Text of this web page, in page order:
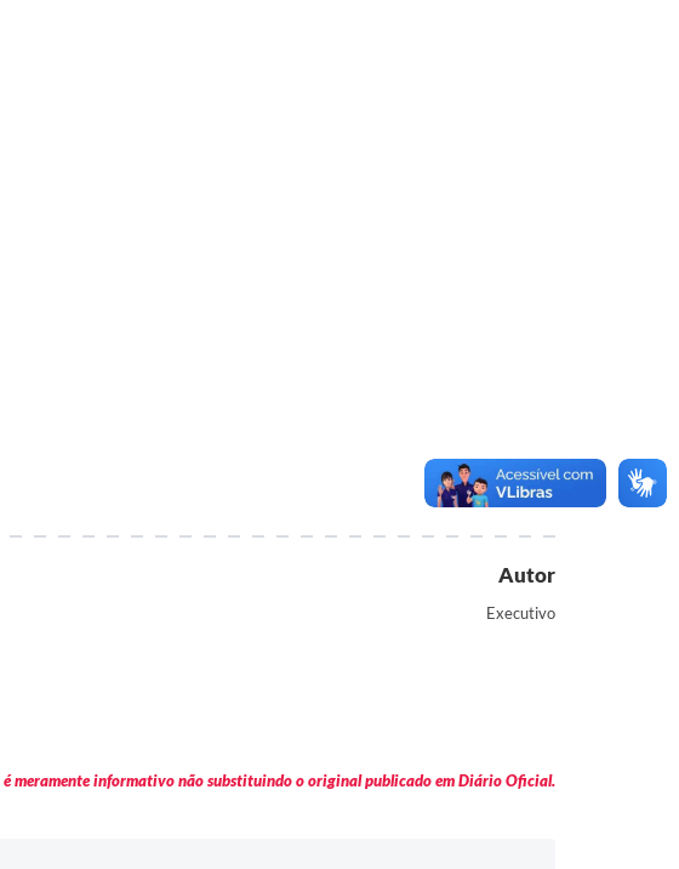
Autor
Executivo
meramente informativo não substituindo o original publicado em Diário Oficial.